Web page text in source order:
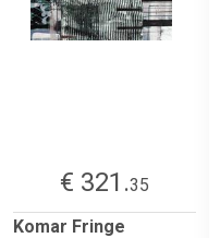
€ 321.35
Komar Fringe